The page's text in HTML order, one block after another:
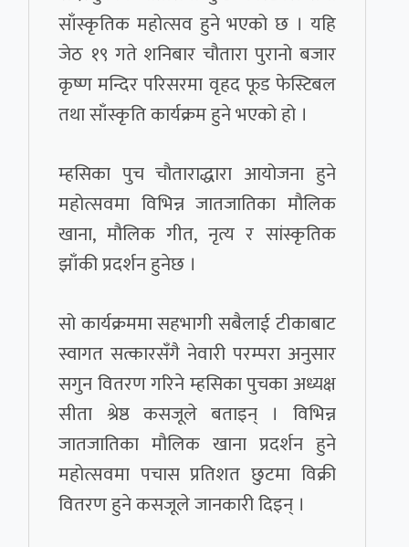
साँस्कृतिक महोत्सव हुने भएको छ । यहि
जेठ १९ गते शनिबार चौतारा पुरानो बजार
कृष्ण मन्दिर परिसरमा वृहद फूड फेस्टिबल
तथा साँस्कृति कार्यक्रम हुने भएको हो ।
म्हसिका पुच चौताराद्धारा आयोजना हुने
महोत्सवमा विभिन्न जातजातिका मौलिक
खाना, मौलिक गीत, नृत्य र सांस्कृतिक
झाँकी प्रदर्शन हुनेछ ।
सो कार्यक्रममा सहभागी सबैलाई टीकाबाट
स्वागत सत्कारसँगै नेवारी परम्परा अनुसार
सगुन वितरण गरिने म्हसिका पुचका अध्यक्ष
सीता श्रेष्ठ कसजूले बताइन् । विभिन्न
जातजातिका मौलिक खाना प्रदर्शन हुने
महोत्सवमा पचास प्रतिशत छुटमा विक्री
वितरण हुने कसजूले जानकारी दिइन् ।